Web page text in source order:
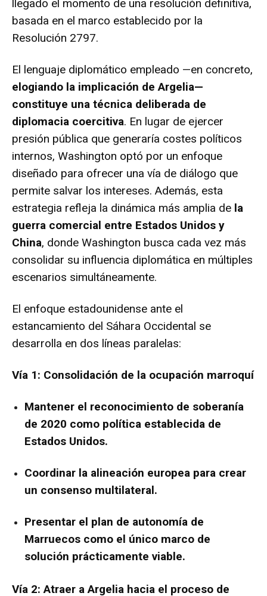
llegado el momento de una resolución definitiva,
basada en el marco establecido por la
Resolución 2797.
El lenguaje diplomático empleado —en concreto,
elogiando la implicación de Argelia—
constituye una técnica deliberada de
diplomacia coercitiva. En lugar de ejercer
presión pública que generaría costes políticos
internos, Washington optó por un enfoque
diseñado para ofrecer una vía de diálogo que
permite salvar los intereses. Además, esta
estrategia refleja la dinámica más amplia de la
guerra comercial entre Estados Unidos y
China, donde Washington busca cada vez más
consolidar su influencia diplomática en múltiples
escenarios simultáneamente.
El enfoque estadounidense ante el
estancamiento del Sáhara Occidental se
desarrolla en dos líneas paralelas:
Vía 1: Consolidación de la ocupación marroquí
Mantener el reconocimiento de soberanía
de 2020 como política establecida de
Estados Unidos.
Coordinar la alineación europea para crear
un consenso multilateral.
Presentar el plan de autonomía de
Marruecos como el único marco de
solución prácticamente viable.
Vía 2: Atraer a Argelia hacia el proceso de